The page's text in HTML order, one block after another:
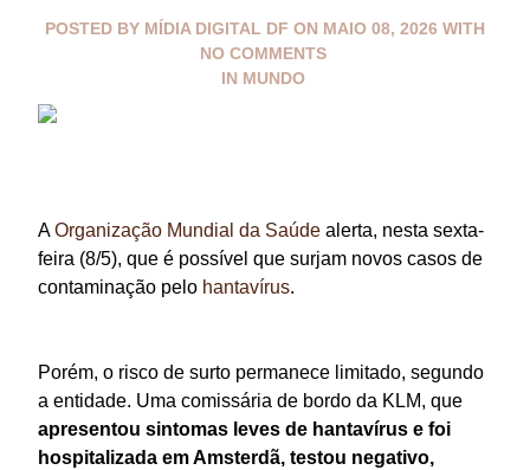
POSTED BY MÍDIA DIGITAL DF ON MAIO 08, 2026 WITH
NO COMMENTS
IN MUNDO
AOrganização Mundial da Saúde alerta, nesta sexta-
feira (8/5), que é possível que surjam novos casos de
contaminação pelo hantavírus.
Porém, o risco de surto permanece limitado, segundo
a entidade. Uma comissária de bordo da KLM, que
apresentou sintomas leves de hantavírus e foi
hospitalizada em Amsterdã, testou negativo,